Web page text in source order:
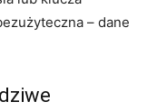
– dane